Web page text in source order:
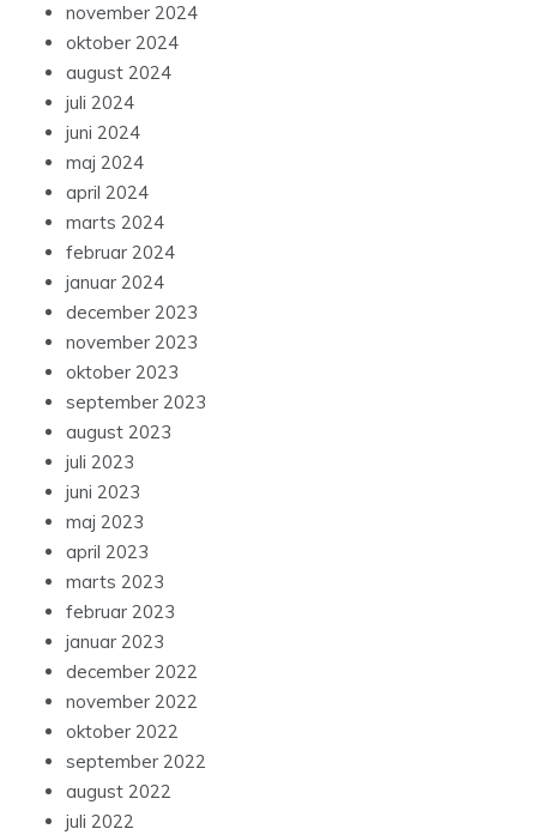
november 2024
oktober 2024
august 2024
juli 2024
juni 2024
maj 2024
april 2024
marts 2024
februar 2024
januar 2024
december 2023
november 2023
oktober 2023
september 2023
august 2023
juli 2023
juni 2023
maj 2023
april 2023
marts 2023
februar 2023
januar 2023
december 2022
november 2022
oktober 2022
september 2022
august 2022
juli 2022